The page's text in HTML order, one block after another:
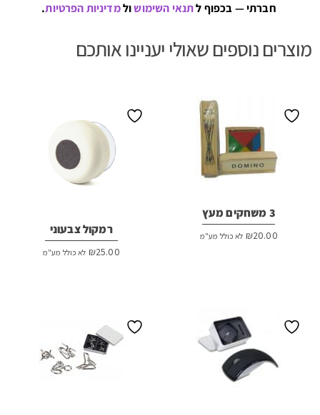
חברתי — בכפוף לתנאי השימושולמדיניות הפרטיות.
מוצרים נוספים שאולי יעניינו אותכם
3 משחקים מעץ
₪20.00 לא כולל מע"מ רמקול צבעוני
₪25.00 לא כולל מע"מ